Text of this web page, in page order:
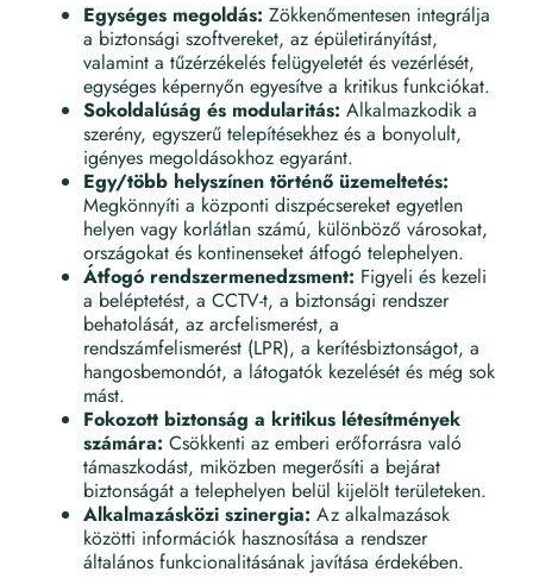
Egységes megoldás: Zökkenőmentesen integrálja
a biztonsági szoftvereket, az épületirányítást,
valamint a tűzérzékelés felügyeletét és vezérlését,
egységes képernyőn egyesítve a kritikus funkciókat.
Sokoldalúság és modularitás: Alkalmazkodik a
szerény, egyszerű telepítésekhez és a bonyolult,
igényes megoldásokhoz egyaránt.
Egy/több helyszínen történő üzemeltetés:
Megkönnyíti a központi diszpécsereket egyetlen
helyen vagy korlátlan számú, különböző városokat,
országokat és kontinenseket átfogó telephelyen.
Átfogó rendszermenedzsment: Figyeli és kezeli
a beléptetést, a CCTV-t, a biztonsági rendszer
behatolását, az arcfelismerést, a
rendszámfelismerést (LPR), a kerítésbiztonságot, a
hangosbemondót, a látogatók kezelését és még sok
mást.
Fokozott biztonság a kritikus létesítmények
számára: Csökkenti az emberi erőforrásra való
támaszkodást, miközben megerősíti a bejárat
biztonságát a telephelyen belül kijelölt területeken.
Alkalmazásközi szinergia: Az alkalmazások
közötti információk hasznosítása a rendszer
általános funkcionalitásának javítása érdekében.